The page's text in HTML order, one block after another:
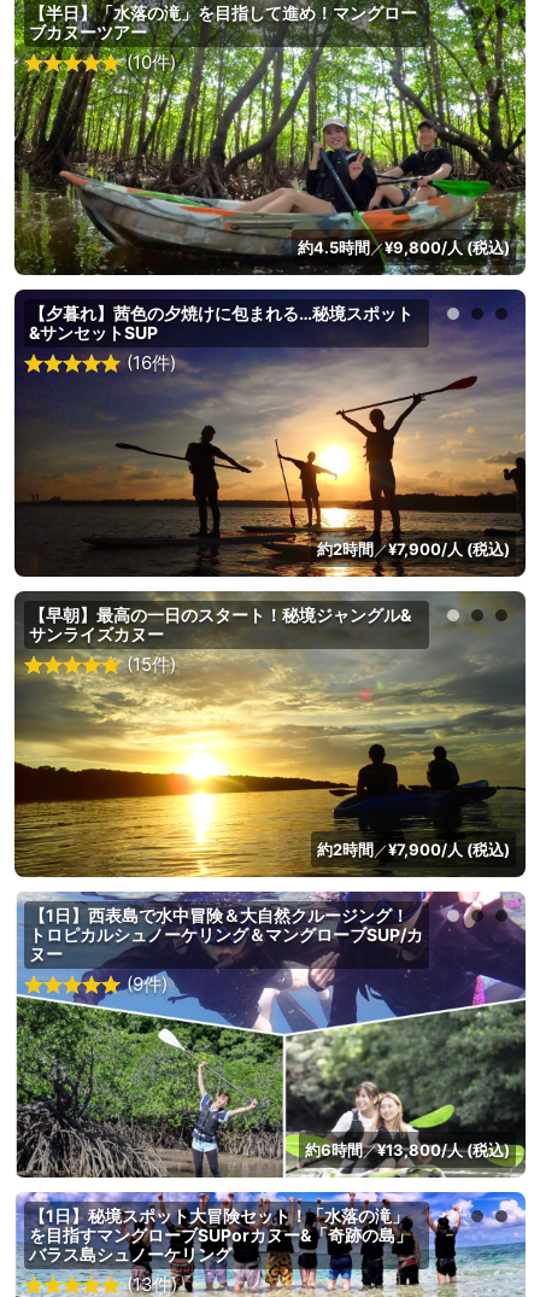
【半日】「水落の滝」を目指して進め！マングロー
ブカヌーツアー
(10件)
約4.5時間／¥9,800/人 (税込)
【夕暮れ】茜色の夕焼けに包まれる…秘境スポット
&サンセットSUP
(16件)
約2時間 ／¥7,900/人 (税込)
【早朝】最高の一日のスタート！秘境ジャングル&
サンライズカヌー
(15件)
約2時間／¥7,900/人 (税込)
【1日】西表島で水中冒険＆大自然クルージング！
トロピカルシュノーケリング＆マングローブSUP/カ
ヌー
(9件)
約6時間／¥13,800/人 (税込)
【1日】秘境スポット大冒険セット！「水落の滝」
を目指すマングローブSUPorカヌー&「奇跡の島」
バラス島シュノーケリング
(13件)